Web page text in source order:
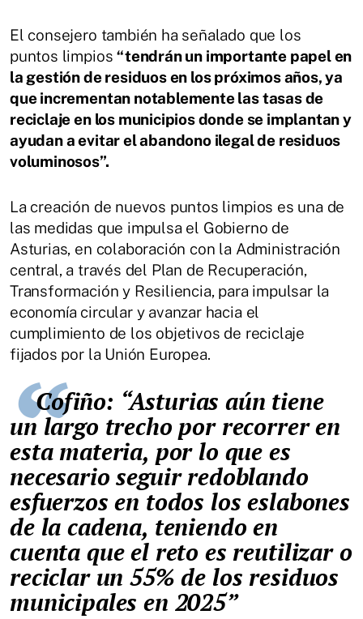
El consejero también ha señalado que los
puntos limpios“tendrán un importante papel en
la gestión de residuos en los próximos años, ya
que incrementan notablemente las tasas de
reciclaje en los municipios donde se implantan y
ayudan a evitar el abandono ilegal de residuos
voluminosos”.
La creación de nuevos puntos limpios es una de
las medidas que impulsa el Gobierno de
Asturias, en colaboración con la Administración
central, a través del Plan de Recuperación,
Transformación y Resiliencia, para impulsar la
economía circular y avanzar hacia el
cumplimiento de los objetivos de reciclaje
fijados por la Unión Europea.
Cofiño: “Asturias aún tiene
un largo trecho por recorrer en
esta materia, por lo que es
necesario seguir redoblando
esfuerzos en todos los eslabones
de la cadena, teniendo en
cuenta que el reto es reutilizar o
reciclar un 55% de los residuos
municipales en 2025”